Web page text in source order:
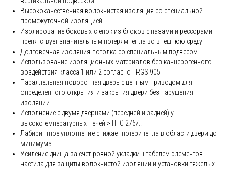
Высококачественная волокнистая изоляция со специальной
промежуточной изоляцией
Изолирование боковых стенок из блоков с пазами и рессорами
препятствует значительным потерям тепла во внешнюю среду
Долговечная изоляция потолка со специальным подвесом
Использование изоляционных материалов без канцерогенного
воздействия класса 1 или 2 согласно TRGS 905
Параллельная поворотная дверь с цепным приводом для
определенного открытия и закрытия двери без нарушения
изоляции
Исполнение с двумя дверцами (передней и задней) у
высокотемпературных печей > HTC 276/..
Лабиринтное уплотнение снижает потери тепла в области двери до
минимума
Усиление днища за счет ровной укладки штабелем элементов
настила для защиты волокнистой изоляции и установки тяжелых